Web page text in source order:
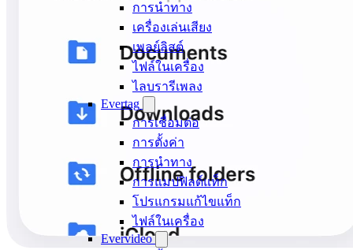
การนำทาง
เครื่องเล่นเสียง
เพลย์ลิสต์
ไฟล์ในเครื่อง
ไลบรารีเพลง
Evertag
การเชื่อมต่อ
การตั้งค่า
การนำทาง
การแมปฟิลด์แท็ก
โปรแกรมแก้ไขแท็ก
ไฟล์ในเครื่อง
Evervideo